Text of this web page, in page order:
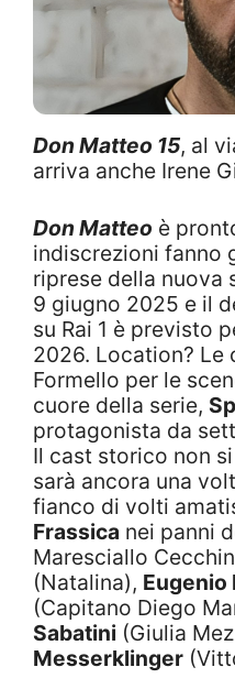
Don Matteo 15, al
arriva anche Irene
Don Matteo è
indiscrezioni fanno
riprese della nuova
9 giugno 2025 e il
su Rai 1 è previsto
2026. Location? Le
Formello per le
cuore della serie,
protagonista da
Il cast storico non
sarà ancora una
fianco di volti
Frassica nei panni
Maresciallo
(Natalina), Eugenio
(Capitano Diego
Sabatini (Giulia
Messerklinger